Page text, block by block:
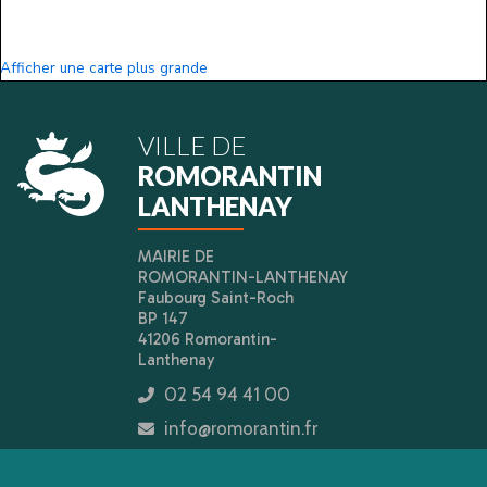
Afficher une carte plus grande
VILLE DE
ROMORANTIN
LANTHENAY
MAIRIE DE
ROMORANTIN-LANTHENAY
Faubourg Saint-Roch
BP 147
41206 Romorantin-
Lanthenay
icon
02 54 94 41 00
icon
info@romorantin.fr